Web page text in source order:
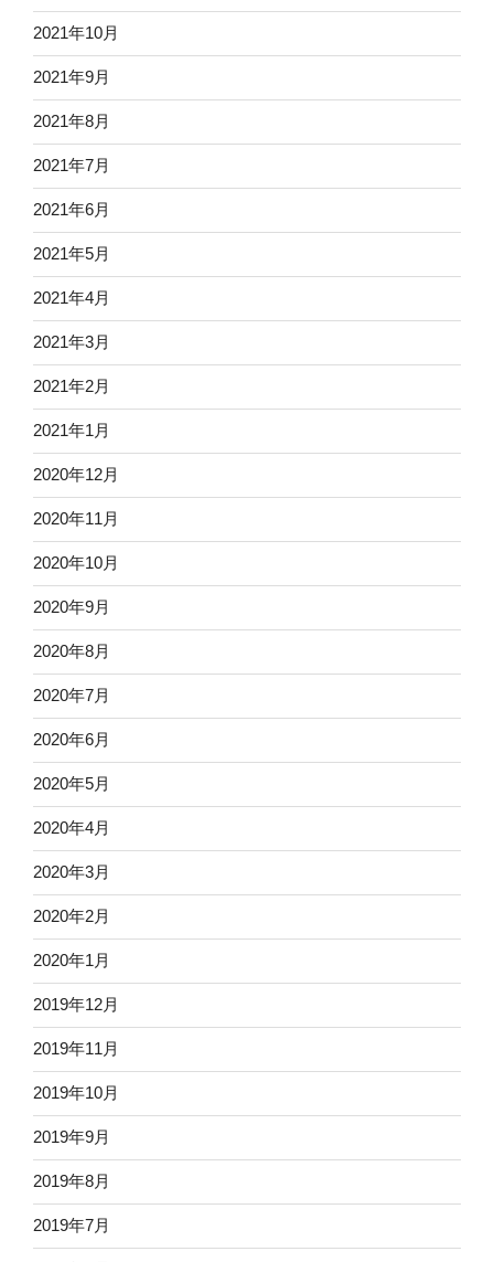
2021年10月
2021年9月
2021年8月
2021年7月
2021年6月
2021年5月
2021年4月
2021年3月
2021年2月
2021年1月
2020年12月
2020年11月
2020年10月
2020年9月
2020年8月
2020年7月
2020年6月
2020年5月
2020年4月
2020年3月
2020年2月
2020年1月
2019年12月
2019年11月
2019年10月
2019年9月
2019年8月
2019年7月